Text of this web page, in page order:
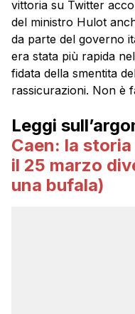
vittoria su Twitter
del ministro Hulot
da parte del governo
era stata più rapida
fidata della smentita
rassicurazioni. Non è
Leggi
Caen: la
il 25 marzo
una bufala)